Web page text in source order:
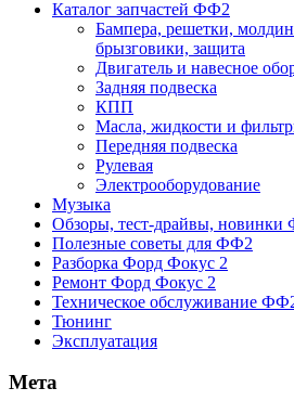
Каталог запчастей ФФ2
Бампера, решетки,
брызговики, защита
Двигатель и навесное
Задняя подвеска
КПП
Масла, жидкости и
Передняя подвеска
Рулевая
Электрооборудование
Музыка
Обзоры, тест-драйвы, новинки
Полезные советы для ФФ2
Разборка Форд Фокус 2
Ремонт Форд Фокус 2
Техническое обслуживание
Тюнинг
Эксплуатация
Мета